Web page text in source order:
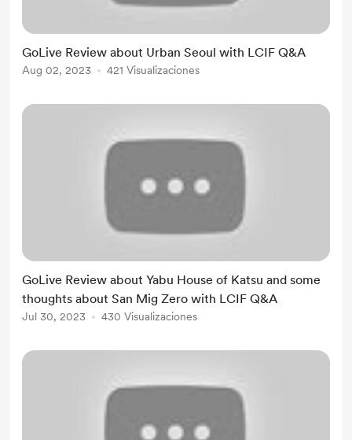
GoLive Review about Urban Seoul with LCIF Q&A
Aug 02, 2023 421 Visualizaciones
GoLive Review about Yabu House of Katsu and some
thoughts about San Mig Zero with LCIF Q&A
Jul 30, 2023 430 Visualizaciones